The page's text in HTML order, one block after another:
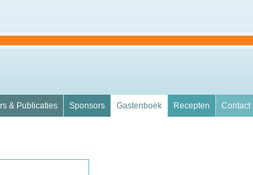
& Publicaties Sponsors Gastenboek Recepten Contact